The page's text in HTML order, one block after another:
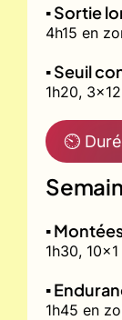
▪️ Sortie
4h15 en
▪️ Seuil
1h20,
⏲
▪️
1h30,
▪️
1h45 en